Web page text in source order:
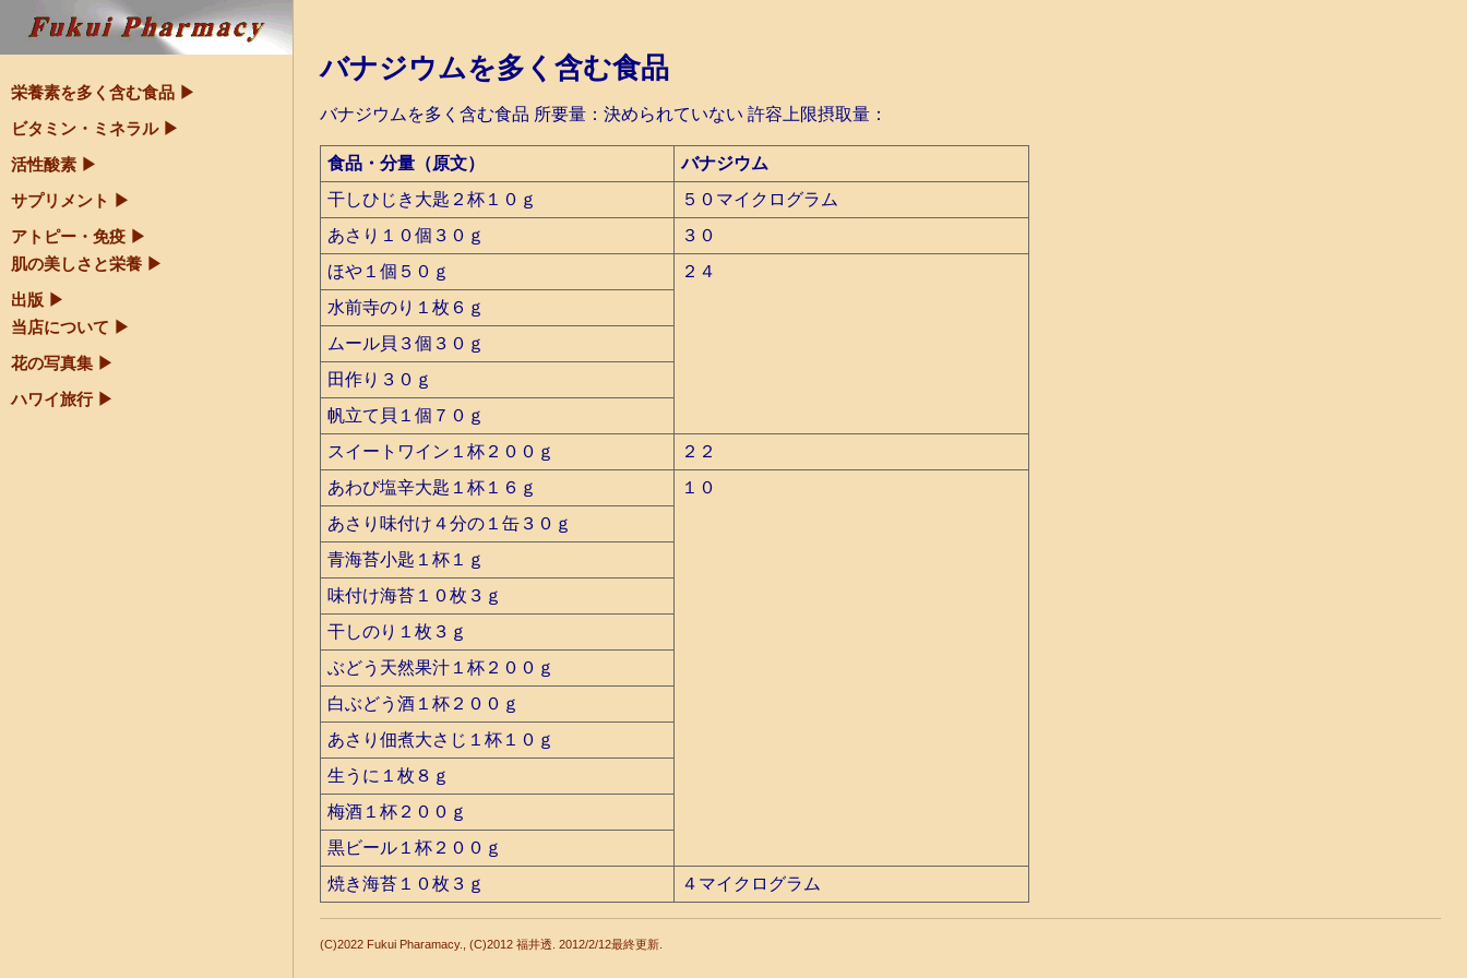
栄養素を多く含む食品 ▶
ビタミン・ミネラル ▶
活性酸素 ▶
サプリメント ▶
アトピー・免疫 ▶
肌の美しさと栄養 ▶
出版 ▶
当店について ▶
花の写真集 ▶
ハワイ旅行 ▶
バナジウムを多く含む食品
バナジウムを多く含む食品 所要量：決められていない 許容上限摂取量：
食品・分量（原文）
バナジウム
干しひじき大匙２杯１０ｇ
５０マイクログラム
あさり１０個３０ｇ
３０
ほや１個５０ｇ
２４
水前寺のり１枚６ｇ
ムール貝３個３０ｇ
田作り３０ｇ
帆立て貝１個７０ｇ
スイートワイン１杯２００ｇ
２２
あわび塩辛大匙１杯１６ｇ
１０
あさり味付け４分の１缶３０ｇ
青海苔小匙１杯１ｇ
味付け海苔１０枚３ｇ
干しのり１枚３ｇ
ぶどう天然果汁１杯２００ｇ
白ぶどう酒１杯２００ｇ
あさり佃煮大さじ１杯１０ｇ
生うに１枚８ｇ
梅酒１杯２００ｇ
黒ビール１杯２００ｇ
焼き海苔１０枚３ｇ
４マイクログラム
(C)2022 Fukui Pharamacy., (C)2012 福井透. 2012/2/12最終更新.